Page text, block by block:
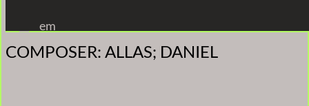
Inhalt
springen
em
COMPOSER: ALLAS; DANIEL